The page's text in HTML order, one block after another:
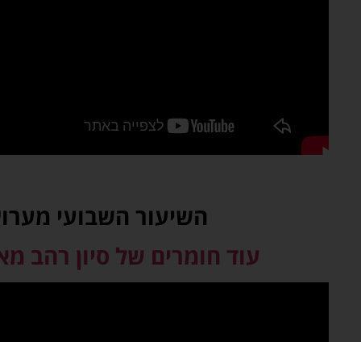
השיעור השבועי מערוץ
עוד חומרים של סיון רהב